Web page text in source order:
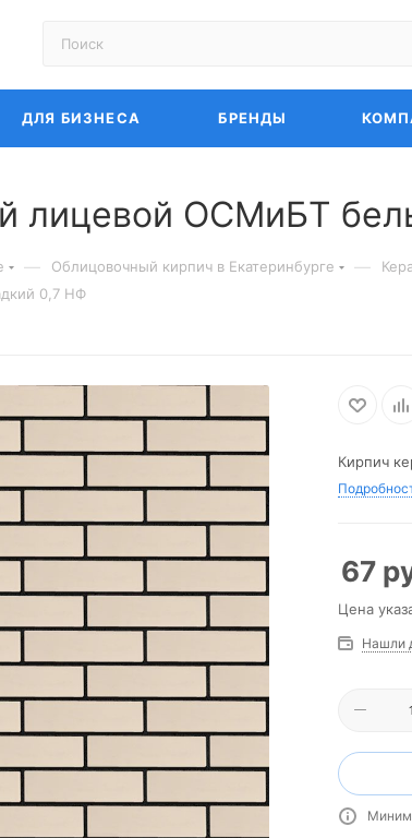
ДЛЯ БИЗНЕСА БРЕНДЫ
лицевой ОСМиБТ
— Облицовочный кирпич в Екатеринбурге —
0,7 НФ
Кирпич
67
Цена
Нашли